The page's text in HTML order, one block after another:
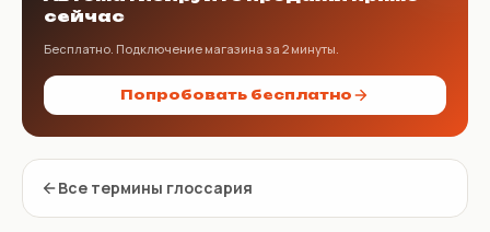
сейчас
Бесплатно. Подключение магазина за 2 минуты.
Попробовать бесплатно
Все термины глоссария